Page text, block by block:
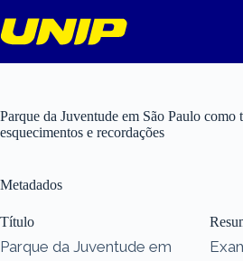
para
o
Parque da Juventude em São Paulo como
esquecimentos e recordações
Metadados
Título
Parque da Juventude em